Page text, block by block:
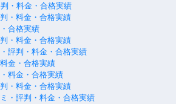
・料金・合格実績
・料金・合格実績
合格実績
・料金・合格実績
評判・料金・合格実績
金・合格実績
料金・合格実績
・料金・合格実績
・評判・料金・合格実績